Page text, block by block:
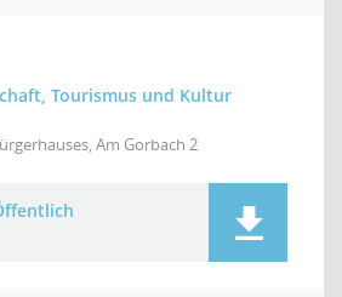
Tourismus und Kultur
Am Gorbach 2